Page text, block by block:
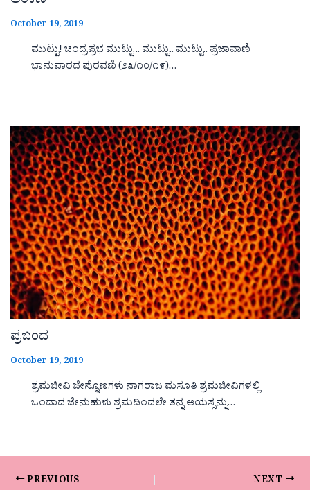
October 19, 2019
ಮುಟ್ಟು! ಚಂದ್ರಪ್ರಭ ಮುಟ್ಟು .. ಮುಟ್ಟು.. ಮುಟ್ಟು.. ಪ್ರಜಾವಾಣಿ
ಭಾನುವಾರದ ಪುರವಣಿ (೨೩/೧೦/೧೯)…
ಪ್ರಬಂದ
October 19, 2019
ಶ್ರಮಜೀವಿ ಜೇನ್ನೊಣಗಳು ನಾಗರಾಜ ಮಸೂತಿ ಶ್ರಮಜೀವಿಗಳಲ್ಲಿ
ಒಂದಾದ ಜೇನುಹುಳು ಶ್ರಮದಿಂದಲೇ ತನ್ನ ಆಯಸ್ಸನ್ನು…
PREVIOUS NEXT